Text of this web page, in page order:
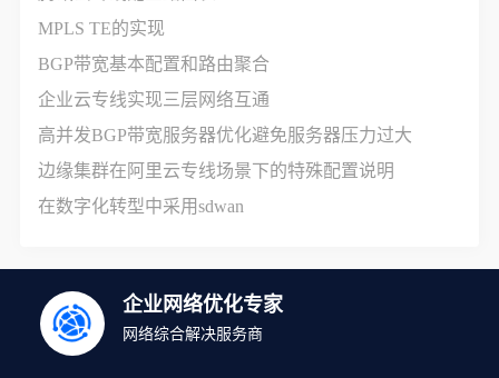
MPLS TE的实现
BGP带宽基本配置和路由聚合
企业云专线实现三层网络互通
高并发BGP带宽服务器优化避免服务器压力过大
边缘集群在阿里云专线场景下的特殊配置说明
在数字化转型中采用sdwan
企业网络优化专家
网络综合解决服务商